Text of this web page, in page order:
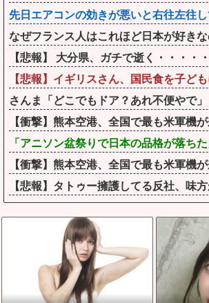
先日エアコンの効きが悪いと右往左往
なぜフランス人はこれほど日本が好き
【悲報】 大分県、ガチで逝く・・・・・
【悲報】イギリスさん、国民食を子ど
さんま「どこでもドア？あれ不便やで」
【衝撃】熊本空港、全国で最も米軍機
「アニソン盆祭りで日本の品格が落ち
【衝撃】熊本空港、全国で最も米軍機
【悲報】タトゥー擁護してる反社、味